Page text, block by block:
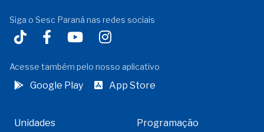
Siga o Sesc Paraná nas redes sociais
Acesse também pelo nosso aplicativo
Google Play App Store
Unidades Programação